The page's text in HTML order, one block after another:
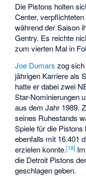
Die Pistons holten
Center, verpflichteten
während der Saison
Gentry. Es reichte
zum vierten Mal in
Joe Dumars zog
jährigen Karriere als
hatte er dabei zwei
Star-Nominierungen
aus dem Jahr 1989.
seines Ruhestands
Spiele für die
ebenfalls mit 16.401
erzielen konnte.[18]
die Detroit Pistons
geschlagen geben.